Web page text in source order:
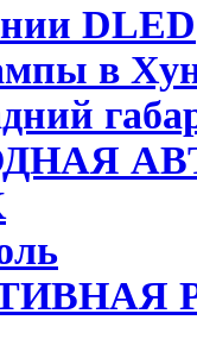
DLED
в